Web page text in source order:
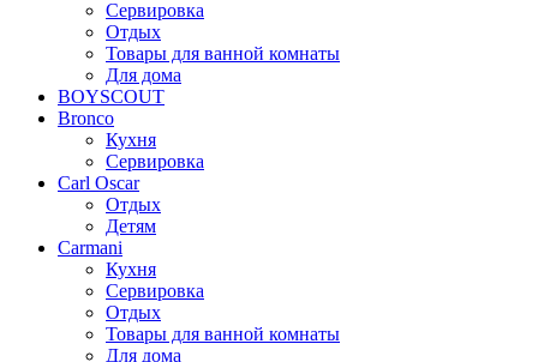
Сервировка
Отдых
Товары для ванной комнаты
Для дома
BOYSCOUT
Bronco
Кухня
Сервировка
Carl Oscar
Отдых
Детям
Carmani
Кухня
Сервировка
Отдых
Товары для ванной комнаты
Для дома